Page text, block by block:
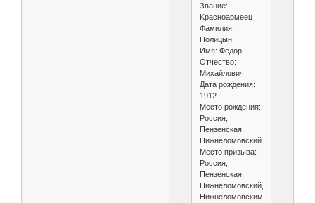
Звание:
Kpасноармеец
Фамилия:
Полицын
Имя: Федор
Отчество:
Михайлович
Дата рождения:
1912
Место рождения:
Россия,
Пензенская,
Нижнеломовский
Место призыва:
Россия,
Пензенская,
Нижнеломовский,
Нижнеломовским